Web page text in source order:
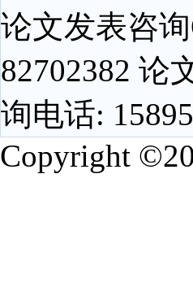
论文发表咨
82702382 论
询电话:
Copyright